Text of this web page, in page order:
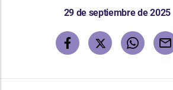
29 de septiembre de 2025